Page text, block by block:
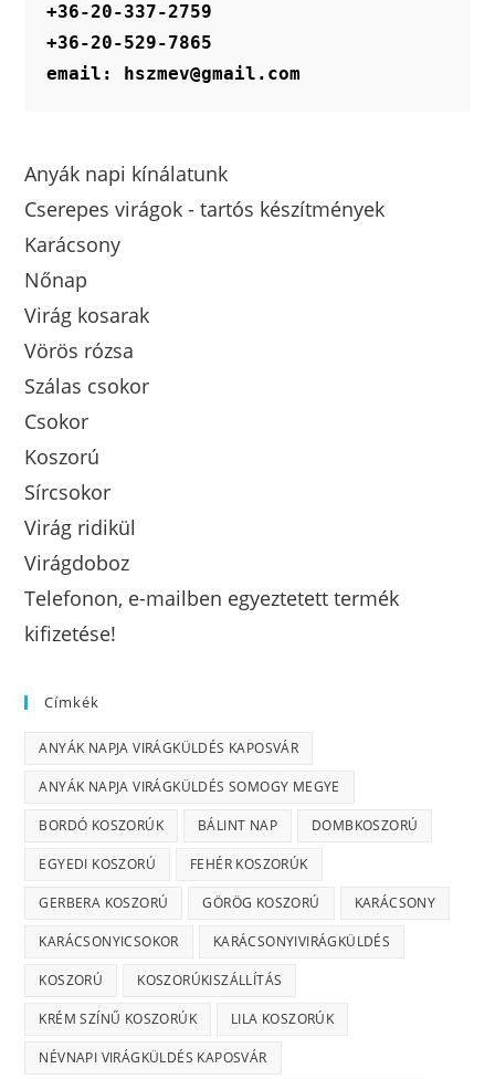
+36-20-337-2759
+36-20-529-7865
email: hszmev@gmail.com
Anyák napi kínálatunk
Cserepes virágok - tartós készítmények
Karácsony
Nőnap
Virág kosarak
Vörös rózsa
Szálas csokor
Csokor
Koszorú
Sírcsokor
Virág ridikül
Virágdoboz
Telefonon, e-mailben egyeztetett termék
kifizetése!
Címkék
ANYÁK NAPJA VIRÁGKÜLDÉS KAPOSVÁR
ANYÁK NAPJA VIRÁGKÜLDÉS SOMOGY MEGYE
BORDÓ KOSZORÚK BÁLINT NAP DOMBKOSZORÚ
EGYEDI KOSZORÚ FEHÉR KOSZORÚK
GERBERA KOSZORÚ GÖRÖG KOSZORÚ KARÁCSONY
KARÁCSONYICSOKOR KARÁCSONYIVIRÁGKÜLDÉS
KOSZORÚ KOSZORÚKISZÁLLÍTÁS
KRÉM SZÍNŰ KOSZORÚK LILA KOSZORÚK
NÉVNAPI VIRÁGKÜLDÉS KAPOSVÁR